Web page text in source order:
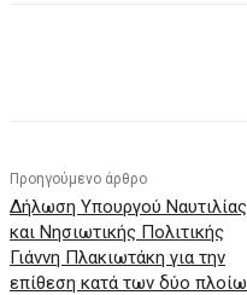
Προηγούμενο άρθρο
Δήλωση Υπουργού Ναυτιλίας
και Νησιωτικής Πολιτικής
Γιάννη Πλακιωτάκη για την
επίθεση κατά των δύο